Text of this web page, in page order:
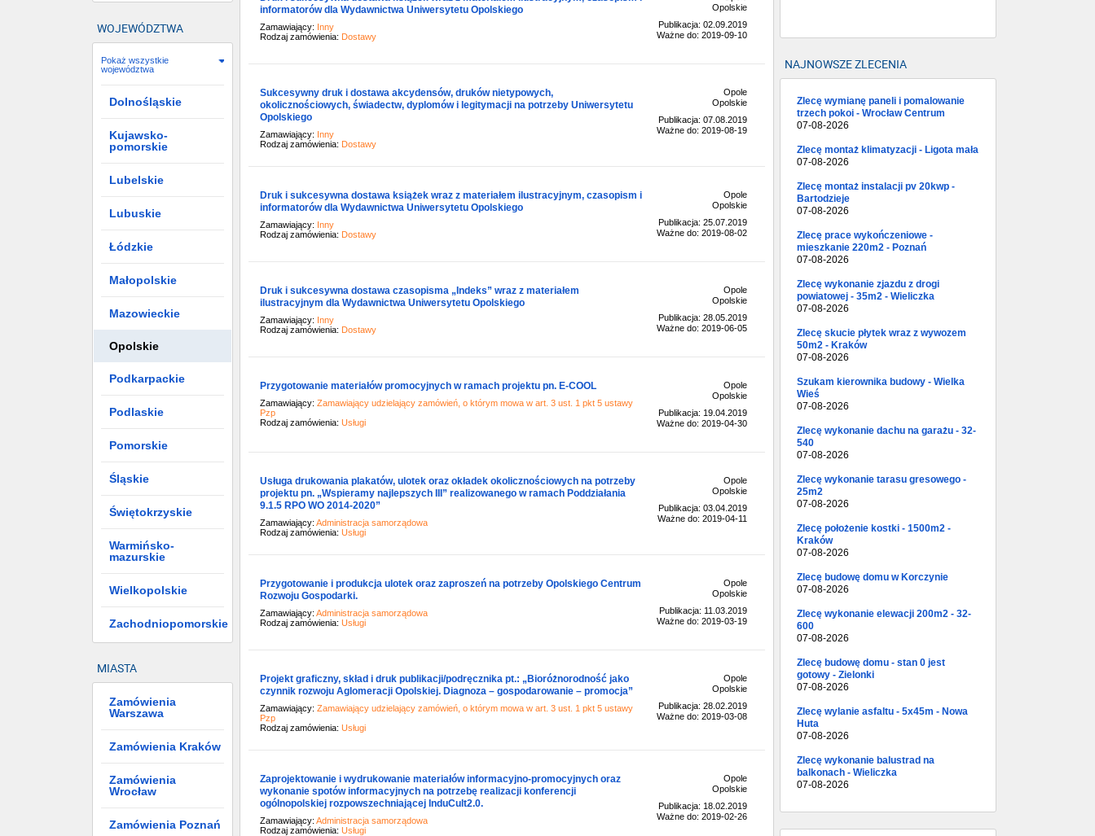
WOJEWÓDZTWA
Pokaż wszystkie
województwa
Dolnośląskie
Kujawsko-
pomorskie
Lubelskie
Lubuskie
Łódzkie
Małopolskie
Mazowieckie
Opolskie
Podkarpackie
Podlaskie
Pomorskie
Śląskie
Świętokrzyskie
Warmińsko-
mazurskie
Wielkopolskie
Zachodniopomorskie
MIASTA
Zamówienia
Warszawa
Zamówienia Kraków
Zamówienia
Wrocław
Zamówienia Poznań
informatorów dla Wydawnictwa Uniwersytetu Opolskiego
Zamawiający: Inny
Rodzaj zamówienia: Dostawy
Opolskie
Publikacja: 02.09.2019
Ważne do: 2019-09-10
Sukcesywny druk i dostawa akcydensów, druków nietypowych,
okolicznościowych, świadectw, dyplomów i legitymacji na potrzeby Uniwersytetu
Opolskiego
Zamawiający: Inny
Rodzaj zamówienia: Dostawy
Opole
Opolskie
Publikacja: 07.08.2019
Ważne do: 2019-08-19
Druk i sukcesywna dostawa książek wraz z materiałem ilustracyjnym, czasopism i
informatorów dla Wydawnictwa Uniwersytetu Opolskiego
Zamawiający: Inny
Rodzaj zamówienia: Dostawy
Opole
Opolskie
Publikacja: 25.07.2019
Ważne do: 2019-08-02
Druk i sukcesywna dostawa czasopisma „Indeks” wraz z materiałem
ilustracyjnym dla Wydawnictwa Uniwersytetu Opolskiego
Zamawiający: Inny
Rodzaj zamówienia: Dostawy
Opole
Opolskie
Publikacja: 28.05.2019
Ważne do: 2019-06-05
Przygotowanie materiałów promocyjnych w ramach projektu pn. E-COOL
Zamawiający: Zamawiający udzielający zamówień, o którym mowa w art. 3 ust. 1 pkt 5 ustawy
Pzp
Rodzaj zamówienia: Usługi
Opole
Opolskie
Publikacja: 19.04.2019
Ważne do: 2019-04-30
Usługa drukowania plakatów, ulotek oraz okładek okolicznościowych na potrzeby
projektu pn. „Wspieramy najlepszych III” realizowanego w ramach Poddziałania
9.1.5 RPO WO 2014-2020”
Zamawiający: Administracja samorządowa
Rodzaj zamówienia: Usługi
Opole
Opolskie
Publikacja: 03.04.2019
Ważne do: 2019-04-11
Przygotowanie i produkcja ulotek oraz zaproszeń na potrzeby Opolskiego Centrum
Rozwoju Gospodarki.
Zamawiający: Administracja samorządowa
Rodzaj zamówienia: Usługi
Opole
Opolskie
Publikacja: 11.03.2019
Ważne do: 2019-03-19
Projekt graficzny, skład i druk publikacji/podręcznika pt.: „Bioróżnorodność jako
czynnik rozwoju Aglomeracji Opolskiej. Diagnoza – gospodarowanie – promocja”
Zamawiający: Zamawiający udzielający zamówień, o którym mowa w art. 3 ust. 1 pkt 5 ustawy
Pzp
Rodzaj zamówienia: Usługi
Opole
Opolskie
Publikacja: 28.02.2019
Ważne do: 2019-03-08
Zaprojektowanie i wydrukowanie materiałów informacyjno-promocyjnych oraz
wykonanie spotów informacyjnych na potrzebę realizacji konferencji
ogólnopolskiej rozpowszechniającej InduCult2.0.
Zamawiający: Administracja samorządowa
Rodzaj zamówienia: Usługi
Opole
Opolskie
Publikacja: 18.02.2019
Ważne do: 2019-02-26
NAJNOWSZE ZLECENIA
Zlecę wymianę paneli i pomalowanie
trzech pokoi - Wrocław Centrum
07-08-2026
Zlecę montaż klimatyzacji - Ligota mała
07-08-2026
Zlecę montaż instalacji pv 20kwp -
Bartodzieje
07-08-2026
Zlecę prace wykończeniowe -
mieszkanie 220m2 - Poznań
07-08-2026
Zlecę wykonanie zjazdu z drogi
powiatowej - 35m2 - Wieliczka
07-08-2026
Zlecę skucie płytek wraz z wywozem
50m2 - Kraków
07-08-2026
Szukam kierownika budowy - Wielka
Wieś
07-08-2026
Zlecę wykonanie dachu na garażu - 32-
540
07-08-2026
Zlecę wykonanie tarasu gresowego -
25m2
07-08-2026
Zlecę położenie kostki - 1500m2 -
Kraków
07-08-2026
Zlecę budowę domu w Korczynie
07-08-2026
Zlecę wykonanie elewacji 200m2 - 32-
600
07-08-2026
Zlecę budowę domu - stan 0 jest
gotowy - Zielonki
07-08-2026
Zlecę wylanie asfaltu - 5x45m - Nowa
Huta
07-08-2026
Zlecę wykonanie balustrad na
balkonach - Wieliczka
07-08-2026